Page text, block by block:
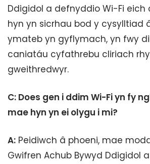
Ddigidol a defnyddio Wi-Fi eich
hyn yn sicrhau bod y cysylltiad
ymateb yn gyflymach, yn fwy
caniatáu cyfathrebu cliriach
gweithredwyr.
C: Does gen i ddim Wi-Fi yn fy
mae hyn yn ei olygu i mi?
A: Peidiwch â phoeni, mae
Gwifren Achub Bywyd Ddigidol